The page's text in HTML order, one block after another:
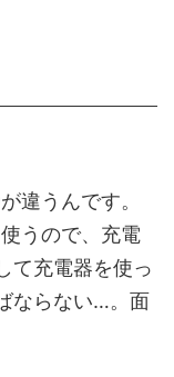
違うんです。
うので、充電
て充電器を使っ
ならない…。面